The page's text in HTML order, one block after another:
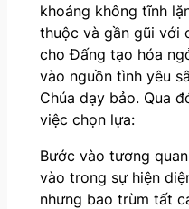
khoảng không tĩnh
thuộc và gần gũi với
cho Đấng tạo hóa
vào nguồn tình yêu
Chúa dạy bảo. Qua
việc chọn lựa:
Bước vào tương
vào trong sự hiện
nhưng bao trùm tất